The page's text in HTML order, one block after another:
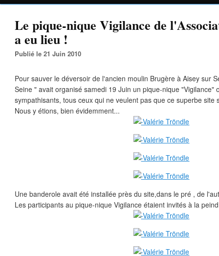
Le pique-nique Vigilance de
a eu lieu !
Publié le 21 Juin 2010
Pour sauver le déversoir de l'ancien moulin Brugère à Aisey sur
Seine " avait organisé samedi 19 Juin un pique-nique "Vigilance"
sympathisants, tous ceux qui ne veulent pas que ce superbe site
Nous y étions, bien évidemment...
Une banderole avait été installée près du site,dans le pré , de
Les participants au pique-nique Vigilance étaient invités à la